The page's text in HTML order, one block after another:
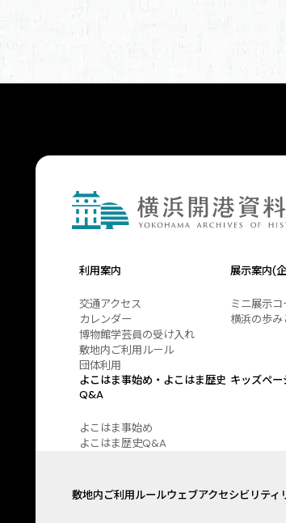
利用案内
交通アクセス
カレンダー
博物館学芸員の受け入れ
敷地内ご利用ルール
団体利用
展示案内(
ミニ展示コ
横浜の歩
よこはま事始め・よこはま歴史
Q&A
よこはま事始め
よこはま歴史Q&A
キッズペー
敷地内ご利用ルールウェブアクセシビリティ